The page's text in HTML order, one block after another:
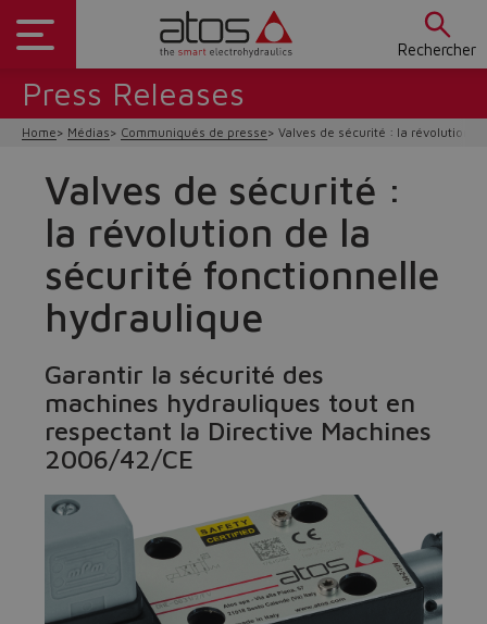
Rechercher
Press Releases
Home Médias Communiqués de presse Valves de sécurité : la révolution
Valves de sécurité :
la révolution de la
sécurité fonctionnelle
hydraulique
Garantir la sécurité des
machines hydrauliques tout en
respectant la Directive Machines
2006/42/CE